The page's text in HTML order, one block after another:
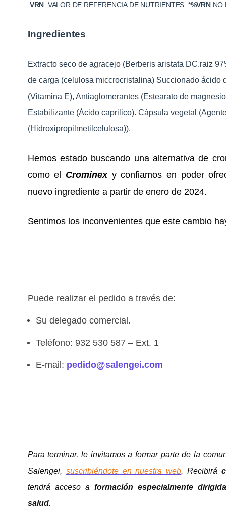
VRN: VALOR DE REFERENCIA DE NUTRIENTES. *%VRNNO
Ingredientes
Extracto seco de agracejo (Berberis aristata DC.raiz
de carga (celulosa miccrocristalina) Succionado ácido
(Vitamina E), Antiaglomerantes (Estearato de
Estabilizante (Ácido caprilico). Cápsula vegetal
(Hidroxipropilmetilcelulosa)).
Hemos estado buscando una alternativa de
como el Crominexy confiamos en poder
nuevo ingrediente a partir de enero de 2024.
Sentimos los inconvenientes que este cambio
Puede realizar el pedido a través de:
Su delegado comercial.
Teléfono: 932 530 587 – Ext. 1
E-mail: pedido@salengei.com
Para terminar, le invitamos a formar parte de la
Salengei, suscribiéndote en nuestra web. Recibirá
tendrá acceso aformación especialmente
salud.